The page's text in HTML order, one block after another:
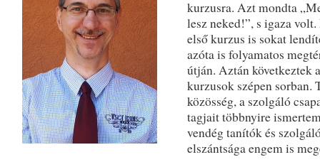
kurzusra. Azt mondta
lesz neked!”, s igaza
első kurzus is sokat
azóta is folyamatos
útján. Aztán következtek
kurzusok szépen sorban.
közösség, a szolgáló
tagjait többnyire
vendég tanítók és
elszántsága engem is